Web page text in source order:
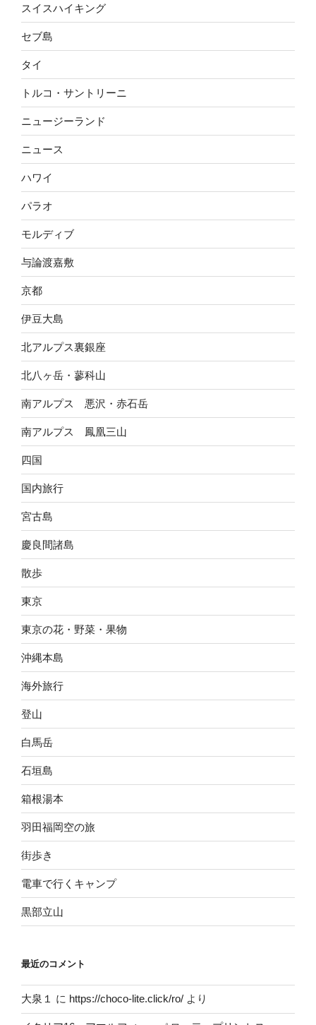
スイスハイキング
セブ島
タイ
トルコ・サントリーニ
ニュージーランド
ニュース
ハワイ
パラオ
モルディブ
与論渡嘉敷
京都
伊豆大島
北アルプス裏銀座
北八ヶ岳・蓼科山
南アルプス 悪沢・赤石岳
南アルプス 鳳凰三山
四国
国内旅行
宮古島
慶良間諸島
散歩
東京
東京の花・野菜・果物
沖縄本島
海外旅行
登山
白馬岳
石垣島
箱根湯本
羽田福岡空の旅
街歩き
電車で行くキャンプ
黒部立山
最近のコメント
大泉１ に https://choco-lite.click/ro/ より